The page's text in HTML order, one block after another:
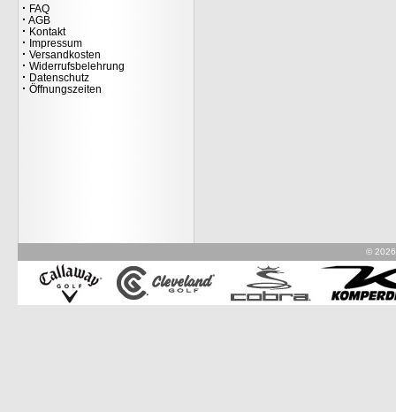
· FAQ
· AGB
· Kontakt
· Impressum
· Versandkosten
· Widerrufsbelehrung
· Datenschutz
· Öffnungszeiten
©